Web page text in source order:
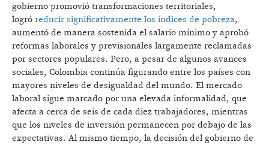
gobierno promovió transformaciones territoriales,
logró reducir significativamente los índices de pobreza,
aumentó de manera sostenida el salario mínimo y aprobó
reformas laborales y previsionales largamente reclamadas
por sectores populares. Pero, a pesar de algunos avances
sociales, Colombia continúa figurando entre los países con
mayores niveles de desigualdad del mundo. El mercado
laboral sigue marcado por una elevada informalidad, que
afecta a cerca de seis de cada diez trabajadores, mientras
que los niveles de inversión permanecen por debajo de las
expectativas. Al mismo tiempo, la decisión del gobierno de